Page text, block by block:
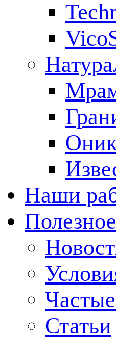
Наши
Полезное
Статьи